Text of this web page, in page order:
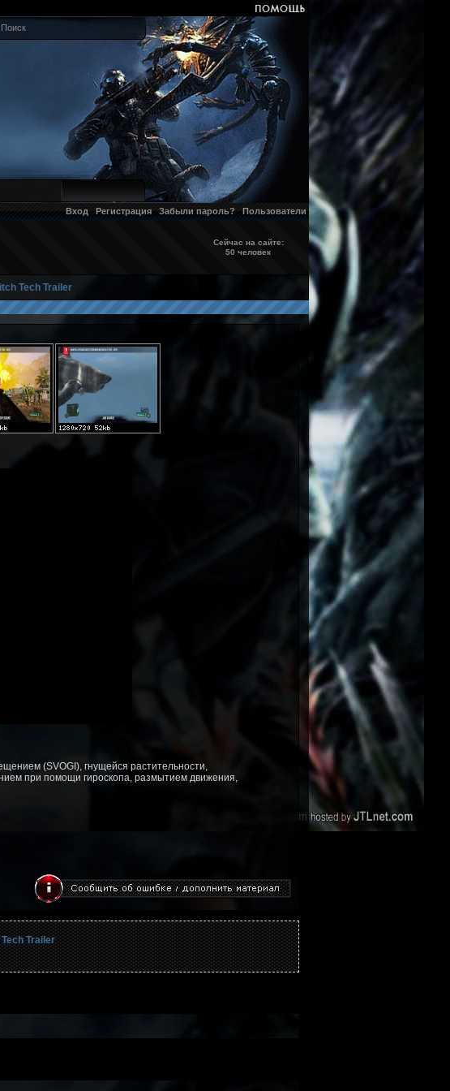
Поиск
Вход Регистрация Забыли пароль? Пользователи
Сейчас на сайте:
50 человек
Tech Trailer
(SVOGI), гнущейся растительности,
при помощи гироскопа, размытием движения,
Trailer